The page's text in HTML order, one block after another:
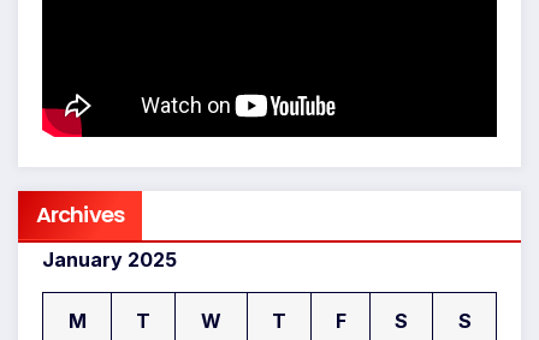
Archives
January 2025
M T W T F S S